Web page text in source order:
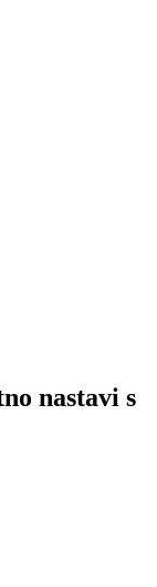
nastavi s